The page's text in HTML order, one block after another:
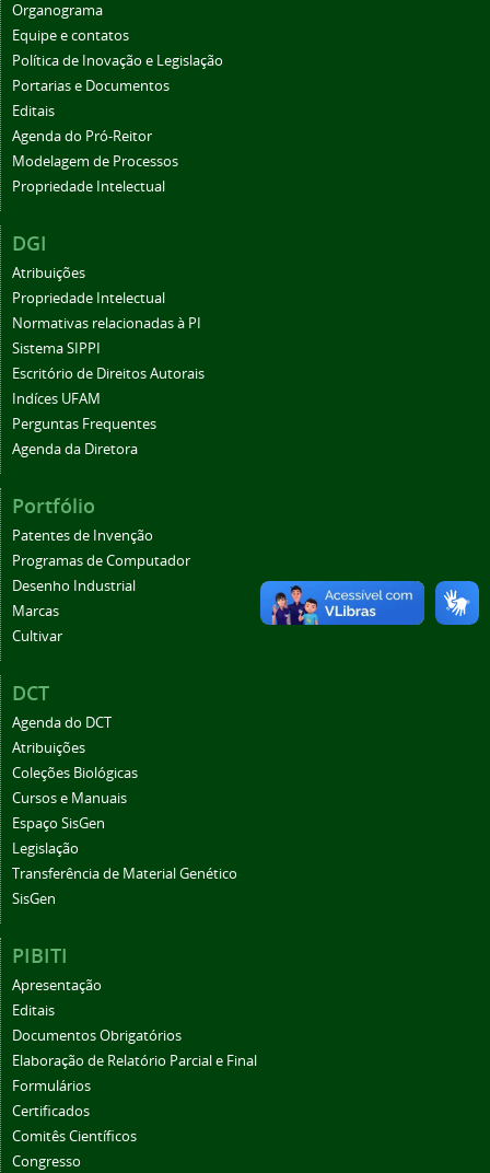
Organograma
Equipe e contatos
Política de Inovação e Legislação
Portarias e Documentos
Editais
Agenda do Pró-Reitor
Modelagem de Processos
Propriedade Intelectual
DGI
Atribuições
Propriedade Intelectual
Normativas relacionadas à PI
Sistema SIPPI
Escritório de Direitos Autorais
Indíces UFAM
Perguntas Frequentes
Agenda da Diretora
Portfólio
Patentes de Invenção
Programas de Computador
Desenho Industrial
Marcas
Cultivar
DCT
Agenda do DCT
Atribuições
Coleções Biológicas
Cursos e Manuais
Espaço SisGen
Legislação
Transferência de Material Genético
SisGen
PIBITI
Apresentação
Editais
Documentos Obrigatórios
Elaboração de Relatório Parcial e Final
Formulários
Certificados
Comitês Científicos
Congresso